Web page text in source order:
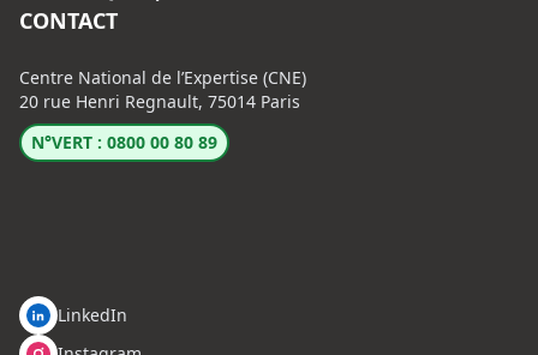
CONTACT
Centre National de l’Expertise (CNE)
20 rue Henri Regnault, 75014 Paris
N°VERT : 0800 00 80 89
LinkedIn